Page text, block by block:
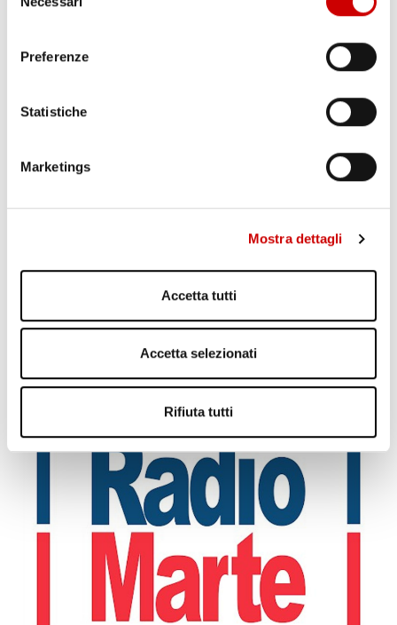
del
Preferenze
Statistiche
Marketings
Mostra dettagli
Accetta tutti
Accetta selezionati
Rifiuta tutti
Leggi l'articolo
MINISTRO PIANTEDOSI A POZZUOLI